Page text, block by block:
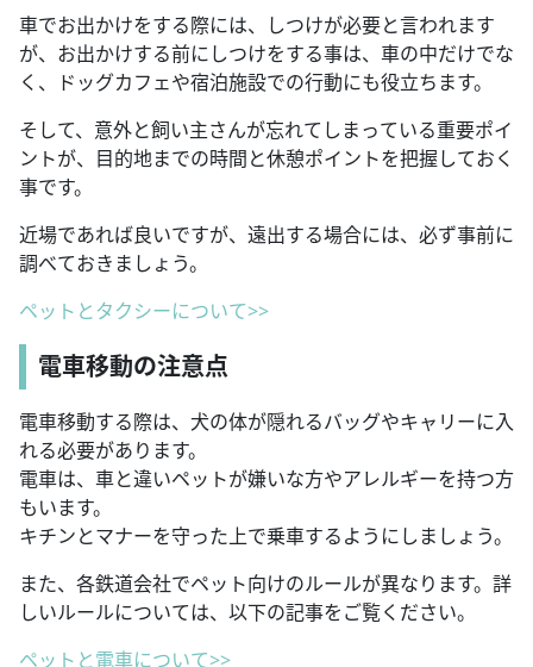
車でお出かけをする際には、しつけが必要と言われます
が、お出かけする前にしつけをする事は、車の中だけでな
く、ドッグカフェや宿泊施設での行動にも役立ちます。
そして、意外と飼い主さんが忘れてしまっている重要ポイ
ントが、目的地までの時間と休憩ポイントを把握しておく
事です。
近場であれば良いですが、遠出する場合には、必ず事前に
調べておきましょう。
ペットとタクシーについて>>
電車移動の注意点
電車移動する際は、犬の体が隠れるバッグやキャリーに入
れる必要があります。
電車は、車と違いペットが嫌いな方やアレルギーを持つ方
もいます。
キチンとマナーを守った上で乗車するようにしましょう。
また、各鉄道会社でペット向けのルールが異なります。詳
しいルールについては、以下の記事をご覧ください。
ペットと電車について>>